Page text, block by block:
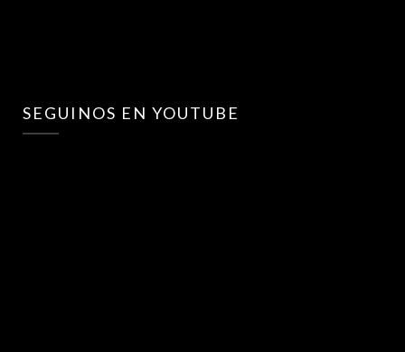
SEGUINOS EN YOUTUBE